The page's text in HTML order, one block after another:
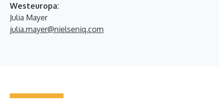
Westeuropa:
Julia Mayer
julia.mayer@nielseniq.com